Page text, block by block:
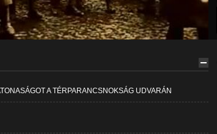
A TÉRPARANCSNOKSÁG UDVARÁN